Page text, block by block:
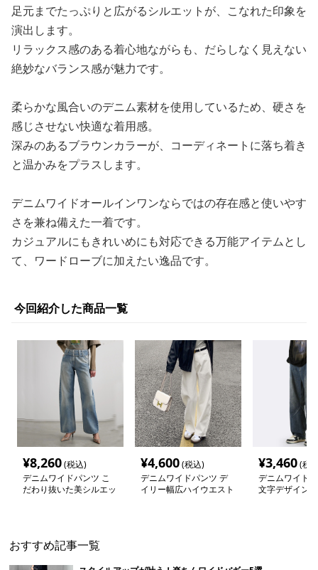
足元までたっぷりと広がるシルエットが、こなれた印象を
演出します。
リラックス感のある着心地ながらも、だらしなく見えない
絶妙なバランス感が魅力です。
柔らかな風合いのデニム素材を使用しているため、硬さを
感じさせない快適な着用感。
深みのあるブラウンカラーが、コーディネートに落ち着き
と温かみをプラスします。
デニムワイドオールインワンならではの存在感と使いやす
さを兼ね備えた一着です。
カジュアルにもきれいめにも対応できる万能アイテムとし
て、ワードローブに加えたい逸品です。
今回紹介した商品一覧
¥8,260(税込)
デニムワイドパンツ こ
だわり抜いた美シルエッ
¥4,600(税込)
デニムワイドパンツ デ
イリー幅広ハイウエスト
¥3,460(税
デニムワイド
文字デザイン
おすすめ記事一覧